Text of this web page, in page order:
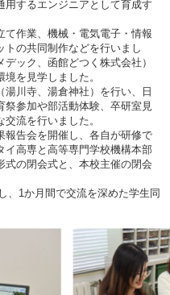
するエンジニアとして育成す
作業、機械・電気電子・情報
の共同制作などを行いまし
ック、函館どつく株式会社）
を見学しました。
川寺、湯倉神社）を行い、日
祭参加や部活動体験、卒研室見
流を行いました。
告会を開催し、各自が研修で
イ高専と高等専門学校機構本部
式の閉会式と、本校主催の閉会
1か月間で交流を深めた学生同